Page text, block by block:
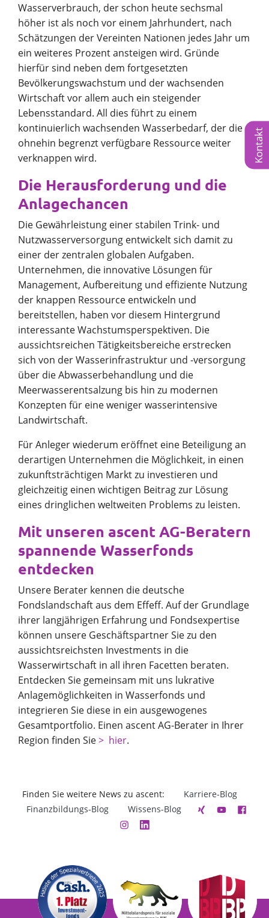
Wasserverbrauch, der schon heute sechsmal
höher ist als noch vor einem Jahrhundert, nach
Schätzungen der Vereinten Nationen jedes Jahr um
ein weiteres Prozent ansteigen wird. Gründe
hierfür sind neben dem fortgesetzten
Bevölkerungswachstum und der wachsenden
Wirtschaft vor allem auch ein steigender
Lebensstandard. All dies führt zu einem
kontinuierlich wachsenden Wasserbedarf, der die
ohnehin begrenzt verfügbare Ressource weiter
verknappen wird.
Die Herausforderung und die
Anlagechancen
Die Gewährleistung einer stabilen Trink- und
Nutzwasserversorgung entwickelt sich damit zu
einer der zentralen globalen Aufgaben.
Unternehmen, die innovative Lösungen für
Management, Aufbereitung und effiziente Nutzung
der knappen Ressource entwickeln und
bereitstellen, haben vor diesem Hintergrund
interessante Wachstumsperspektiven. Die
aussichtsreichen Tätigkeitsbereiche erstrecken
sich von der Wasserinfrastruktur und -versorgung
über die Abwasserbehandlung und die
Meerwasserentsalzung bis hin zu modernen
Konzepten für eine weniger wasserintensive
Landwirtschaft.
Für Anleger wiederum eröffnet eine Beteiligung an
derartigen Unternehmen die Möglichkeit, in einen
zukunftsträchtigen Markt zu investieren und
gleichzeitig einen wichtigen Beitrag zur Lösung
eines dringlichen weltweiten Problems zu leisten.
Mit unseren ascent AG-Beratern
spannende Wasserfonds
entdecken
Unsere Berater kennen die deutsche
Fondslandschaft aus dem Effeff. Auf der Grundlage
ihrer langjährigen Erfahrung und Fondsexpertise
können unsere Geschäftspartner Sie zu den
aussichtsreichsten Investments in die
Wasserwirtschaft in all ihren Facetten beraten.
Entdecken Sie gemeinsam mit uns lukrative
Anlagemöglichkeiten in Wasserfonds und
integrieren Sie diese in ein ausgewogenes
Gesamtportfolio. Einen ascent AG-Berater in Ihrer
Region finden Sie
hier.
Finden Sie weitere News zu ascent:
Karriere-Blog
Finanzbildungs-Blog
Wissens-Blog
Kontakt